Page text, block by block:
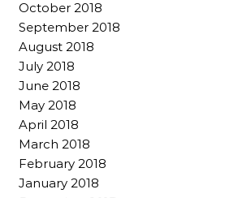
October 2018
September 2018
August 2018
July 2018
June 2018
May 2018
April 2018
March 2018
February 2018
January 2018